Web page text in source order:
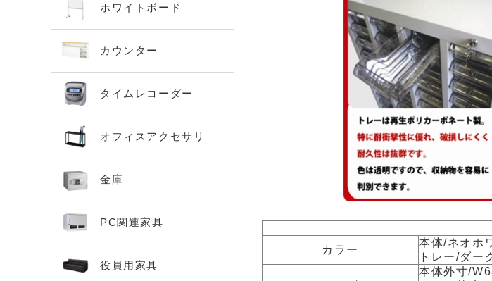
カラー
本体/ネオホ
トレー/ダー
本体外寸/
ホワイトボード
カウンター
タイムレコーダー
オフィスアクセサリ
金庫
PC関連家具
役員用家具